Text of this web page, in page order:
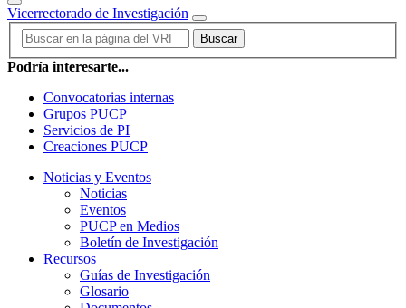
Vicerrectorado de Investigación
Buscar
Podría interesarte...
Convocatorias internas
Grupos PUCP
Servicios de PI
Creaciones PUCP
Noticias y Eventos
Noticias
Eventos
PUCP en Medios
Boletín de Investigación
Recursos
Guías de Investigación
Glosario